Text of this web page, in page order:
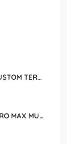
SUPPLIER WALLPAPER CUSTOM TERBAIK MALANG
JUAL APPLE IPHONE 17 PRO MAX MURAH DAN ORIGINAL